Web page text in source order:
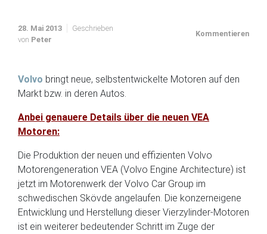
28. Mai 2013
Geschrieben
von Peter
Kommentieren
Volvo bringt neue, selbstentwickelte Motoren auf den
Markt bzw. in deren Autos.
Anbei genauere Details über die neuen VEA
Motoren:
Die Produktion der neuen und effizienten Volvo
Motorengeneration VEA (Volvo Engine Architecture) ist
jetzt im Motorenwerk der Volvo Car Group im
schwedischen Skövde angelaufen. Die konzerneigene
Entwicklung und Herstellung dieser Vierzylinder-Motoren
ist ein weiterer bedeutender Schritt im Zuge der